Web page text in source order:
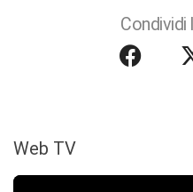
Condividi
Web TV